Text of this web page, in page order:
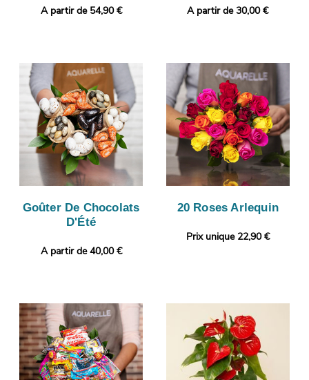
A partir de 54,90 € A partir de 30,00 €
Goûter De Chocolats
D'Été
A partir de 40,00 €
20 Roses Arlequin
Prix unique 22,90 €